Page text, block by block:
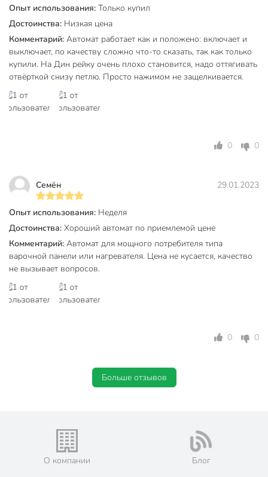
зажима позволяет использовать любую отвертку и
обеспечить необходимое усилие при затяжении.
Клеммы аппарата промаркированы, что позволяет
избежать ошибок при монтаже.
Выключатели ВА47-63 могут устанавливаться в
любом положении без изменения их номинальных
характеристик. Подвод питающей линии может
производиться как через верхние, так и через
Подробная инструкция по монтажу и эксплуатации
позволяет легко монтировать автомат даже
Техническая информация
Отключающая способность, кА
Номинальный ток, А
Количество полюсов
1
Бренд
Страна производства
Артикул производителя
Габариты упаковки
7 x 8 x 2 см
Опыт использования: Только купил
Достоинства: Низкая цена
Комментарий: Автомат работает как и положено: включает и
выключает, по качеству сложно что-то сказать, так как только
купили. На Дин рейку очень плохо становится, надо оттягивать
отвёрткой снизу петлю. Просто нажимом не защелкивается.
0 0
Семён 29.01.2023
Опыт использования: Неделя
Достоинства: Хороший автомат по приемлемой цене
Комментарий: Автомат для мощного потребителя типа
варочной панели или нагревателя. Цена не кусается, качество
не вызывает вопросов.
0 0
Больше отзывов
О компании Блог